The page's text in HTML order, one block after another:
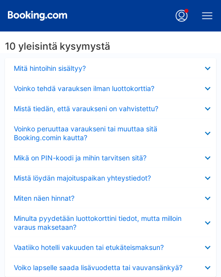
10 yleisintä kysymystä
Mitä hintoihin sisältyy?
Voinko tehdä varauksen ilman luottokorttia?
Mistä tiedän, että varaukseni on vahvistettu?
Voinko peruuttaa varaukseni tai muuttaa sitä
Booking.comin kautta?
Mikä on PIN-koodi ja mihin tarvitsen sitä?
Mistä löydän majoituspaikan yhteystiedot?
Miten näen hinnat?
Minulta pyydetään luottokorttini tiedot, mutta milloin
varaus maksetaan?
Vaatiiko hotelli vakuuden tai etukäteismaksun?
Voiko lapselle saada lisävuodetta tai vauvansänkyä?